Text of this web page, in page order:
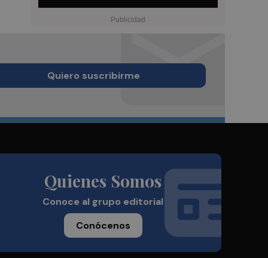
Quiero suscribirme
Quienes Somos
Conoce al grupo editorial
Conócenos